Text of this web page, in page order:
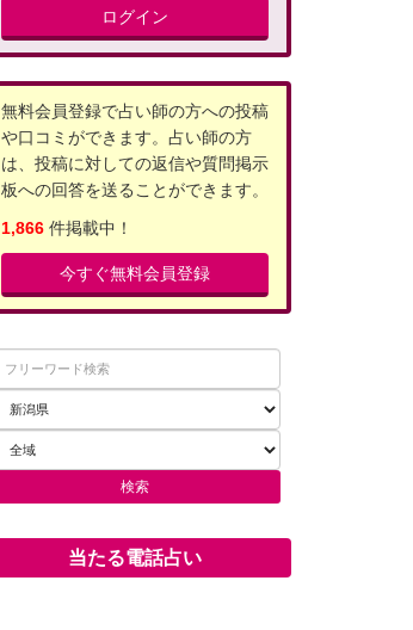
ログイン
無料会員登録で占い師の方への投稿
や口コミができます。占い師の方
は、投稿に対しての返信や質問掲示
板への回答を送ることができます。
1,866件掲載中！
今すぐ無料会員登録
当たる電話占い